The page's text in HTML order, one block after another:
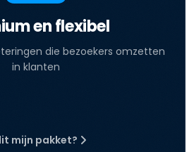
en flexibel
die bezoekers omzetten
in klanten
mijn pakket?